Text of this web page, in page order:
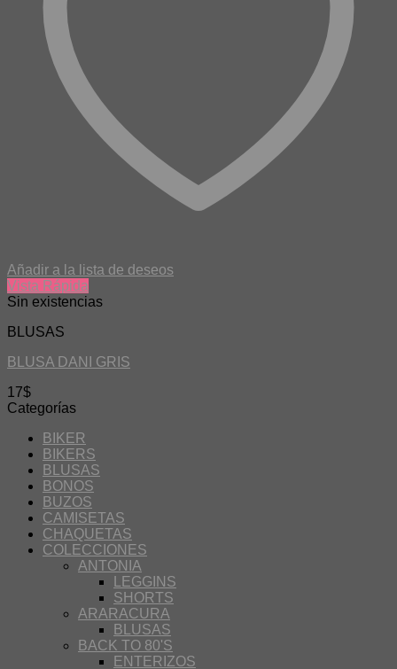
Añadir a la lista de deseos
Vista Rápida
Sin existencias
BLUSAS
BLUSA DANI GRIS
17$
Categorías
BIKER
BIKERS
BLUSAS
BONOS
BUZOS
CAMISETAS
CHAQUETAS
COLECCIONES
ANTONIA
LEGGINS
SHORTS
ARARACURA
BLUSAS
BACK TO 80'S
ENTERIZOS